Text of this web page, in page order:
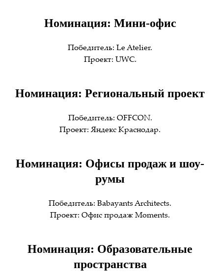
Номинация: Мини-офис
Победитель: Le Atelier.
Проект: UWC.
Номинация: Региональный проект
Победитель: OFFCON.
Проект: Яндекс Краснодар.
Номинация: Офисы продаж и шоу-
румы
Победитель: Babayants Architects.
Проект: Офис продаж Moments.
Номинация: Образовательные
пространства